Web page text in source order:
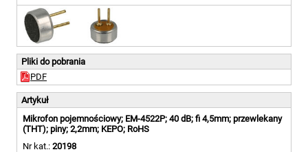
Pliki do pobrania
PDF
Artykuł
Mikrofon pojemnościowy; EM-4522P; 40 dB; fi 4,5mm; przewlekany
(THT); piny; 2,2mm; KEPO; RoHS
Nr kat.: 20198